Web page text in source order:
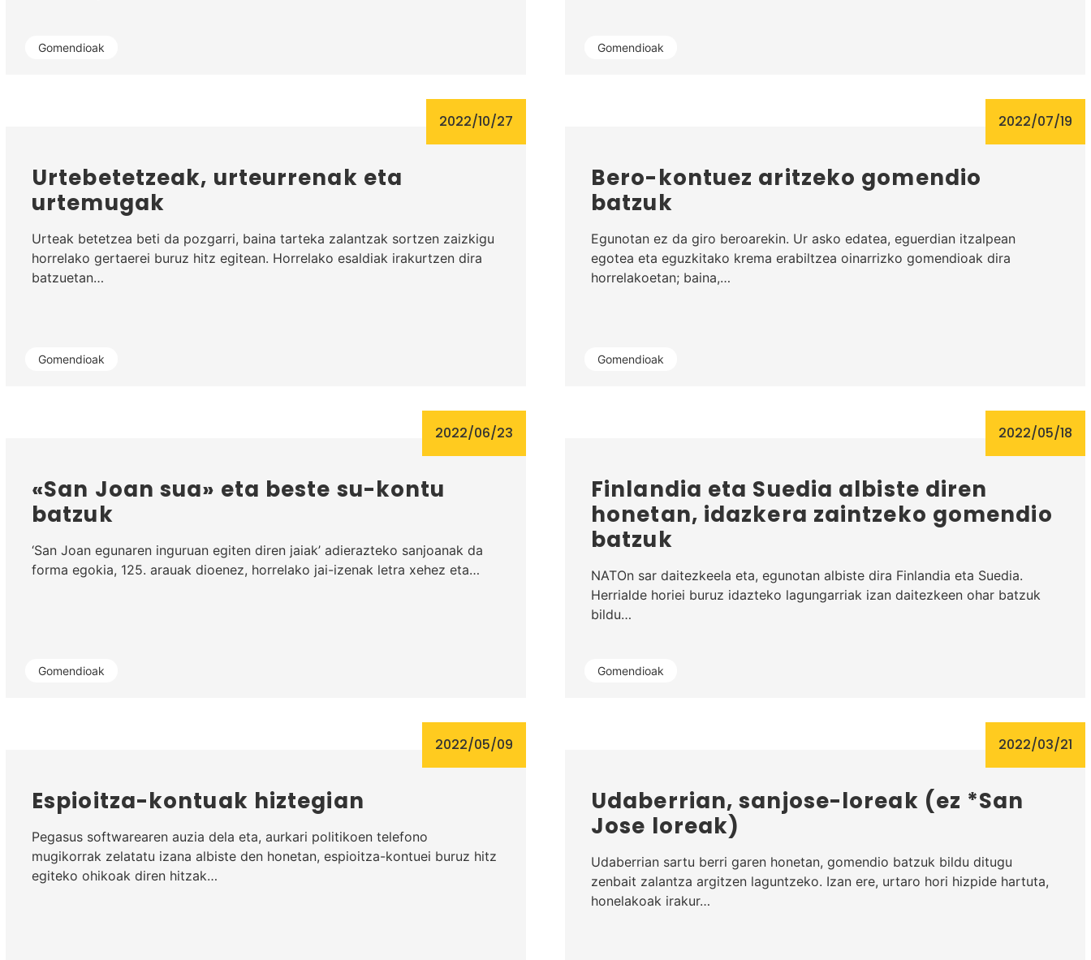
Gomendioak Gomendioak
Gomendioak
2022/10/27
Urtebetetzeak, urteurrenak eta
urtemugak
Urteak betetzea beti da pozgarri, baina tarteka zalantzak sortzen zaizkigu
horrelako gertaerei buruz hitz egitean. Horrelako esaldiak irakurtzen dira
batzuetan…
Gomendioak
2022/07/19
Bero-kontuez aritzeko gomendio
batzuk
Egunotan ez da giro beroarekin. Ur asko edatea, eguerdian itzalpean
egotea eta eguzkitako krema erabiltzea oinarrizko gomendioak dira
horrelakoetan; baina,…
Gomendioak
2022/06/23
«San Joan sua» eta beste su-kontu
batzuk
‘San Joan egunaren inguruan egiten diren jaiak’ adierazteko sanjoanak da
forma egokia, 125. arauak dioenez, horrelako jai-izenak letra xehez eta…
Gomendioak
2022/05/18
Finlandia eta Suedia albiste diren
honetan, idazkera zaintzeko gomendio
batzuk
NATOn sar daitezkeela eta, egunotan albiste dira Finlandia eta Suedia.
Herrialde horiei buruz idazteko lagungarriak izan daitezkeen ohar batzuk
bildu…
2022/05/09
Espioitza-kontuak hiztegian
Pegasus softwarearen auzia dela eta, aurkari politikoen telefono
mugikorrak zelatatu izana albiste den honetan, espioitza-kontuei buruz hitz
egiteko ohikoak diren hitzak…
2022/03/21
Udaberrian, sanjose-loreak (ez *San
Jose loreak)
Udaberrian sartu berri garen honetan, gomendio batzuk bildu ditugu
zenbait zalantza argitzen laguntzeko. Izan ere, urtaro hori hizpide hartuta,
honelakoak irakur…